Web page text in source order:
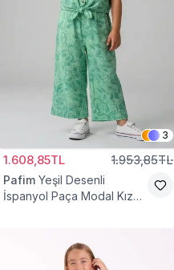
3
1.608,85TL 1.953,85TL
Pafim Yeşil Desenli
İspanyol Paça Modal Kız